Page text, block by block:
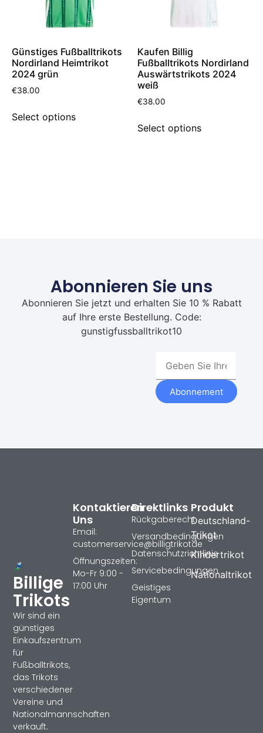
Günstiges Fußballtrikots
Nordirland Heimtrikot
2024 grün
€38.00
Select options
Kaufen Billig
Fußballtrikots Nordirland
Auswärtstrikots 2024
weiß
€38.00
Select options
Abonnieren Sie uns
Abonnieren Sie jetzt und erhalten Sie 10 % Rabatt
auf Ihre erste Bestellung. Code:
gunstigfussballtrikot10
Abonnement
Billige
Trikots
Wir sind ein
günstiges
Einkaufszentrum
für
Fußballtrikots,
das Trikots
verschiedener
Vereine und
Nationalmannschaften
verkauft.
Produkt
Deutschland-
Trikot
Kindertrikot
Nationaltrikot
Direktlinks
Rückgaberecht
Versandbedingungen
Datenschutzrichtlinie
Servicebedingungen
Geistiges
Eigentum
Kontaktieren
Uns
Email:
customerservice@billigtrikotde
Öffnungszeiten:
Mo-Fr 9:00 -
17:00 Uhr